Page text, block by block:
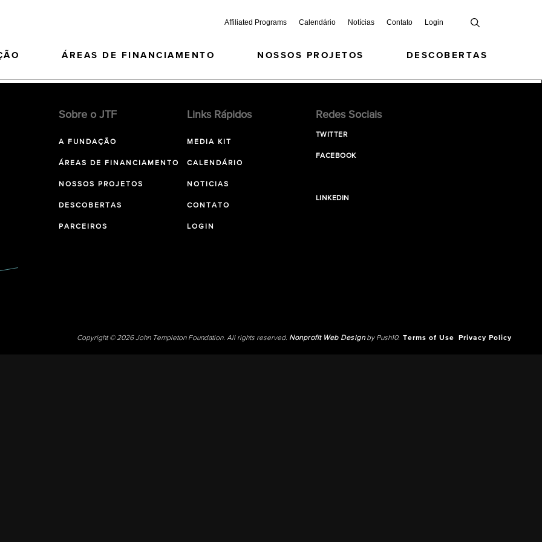
Affiliated Programs Calendário Notícias Contato Login
ÁREAS DE FINANCIAMENTO NOSSOS PROJETOS DESCOBERTAS
Sobre o JTF
A FUNDAÇÃO
ÁREAS DE FINANCIAMENTO
NOSSOS PROJETOS
DESCOBERTAS
PARCEIROS
Links Rápidos
MEDIA KIT
CALENDÁRIO
NOTICIAS
CONTATO
LOGIN
Redes Sociais
TWITTER
FACEBOOK
LINKEDIN
Copyright © 2026 John Templeton Foundation. All rights reserved. Nonprofit Web Designby Push10. Terms of Use Privacy Policy